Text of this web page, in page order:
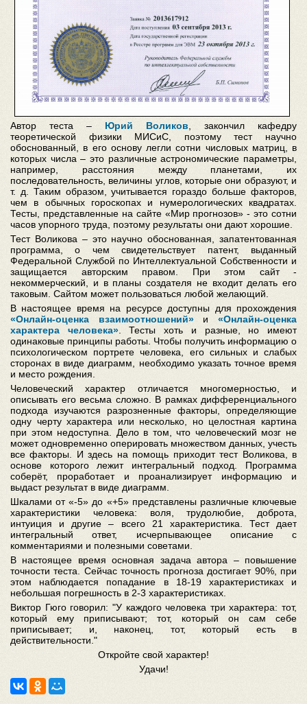
Автор теста – Юрий Воликов , закончил кафедру
теоретической физики МИСиС, поэтому тест научно
обоснованный, в его основу легли сотни числовых матриц, в
которых числа – это различные астрономические параметры,
например, расстояния между планетами, их
последовательность, величины углов, которые они образуют, и
т. д. Таким образом, учитывается гораздо больше факторов,
чем в обычных гороскопах и нумерологических квадратах.
Тесты, представленные на сайте «Мир прогнозов» - это сотни
часов упорного труда, поэтому результаты они дают хорошие.
Тест Воликова – это научно обоснованная, запатентованная
программа, о чем свидетельствует патент, выданный
Федеральной Службой по Интеллектуальной Собственности и
защищается авторским правом. При этом сайт -
некоммерческий, и в планы создателя не входит делать его
таковым. Сайтом может пользоваться любой желающий.
В настоящее время на ресурсе доступны для прохождения
«Онлайн-оценка взаимоотношений»и«Онлайн-оценка
характера человека». Тесты хоть и разные, но имеют
одинаковые принципы работы. Чтобы получить информацию о
психологическом портрете человека, его сильных и слабых
сторонах в виде диаграмм, необходимо указать точное время
и место рождения.
Человеческий характер отличается многомерностью, и
описывать его весьма сложно. В рамках дифференциального
подхода изучаются разрозненные факторы, определяющие
одну черту характера или несколько, но целостная картина
при этом недоступна. Дело в том, что человеческий мозг не
может одновременно оперировать множеством данных, учесть
все факторы. И здесь на помощь приходит тест Воликова, в
основе которого лежит интегральный подход. Программа
соберёт, проработает и проанализирует информацию и
выдаст результат в виде диаграмм.
Шкалами от «-5» до «+5» представлены различные ключевые
характеристики человека: воля, трудолюбие, доброта,
интуиция и другие – всего 21 характеристика. Тест дает
интегральный ответ, исчерпывающее описание с
комментариями и полезными советами.
В настоящее время основная задача автора – повышение
точности теста. Сейчас точность прогноза достигает 90%, при
этом наблюдается попадание в 18-19 характеристиках и
небольшая погрешность в 2-3 характеристиках.
Виктор Гюго говорил: "У каждого человека три характера: тот,
который ему приписывают; тот, который он сам себе
приписывает; и, наконец, тот, который есть в
действительности."
Откройте свой характер!
Удачи!